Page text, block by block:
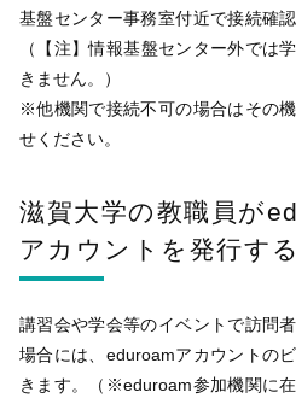
基盤センター事務室付近で接続確
（【注】情報基盤センター外では
きません。）
※他機関で接続不可の場合はその
せください。
滋賀大学の教職員が
アカウントを発行す
講習会や学会等のイベントで訪問
場合には、eduroamアカウントの
きます。（※eduroam参加機関に